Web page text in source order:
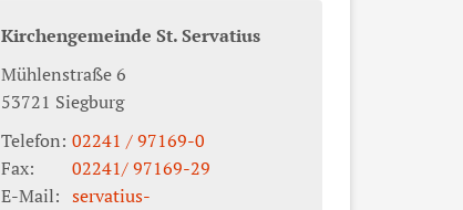
Kirchengemeinde St. Servatius
Mühlenstraße 6
53721 Siegburg
Telefon: 02241 / 97169-0
Fax:
02241/ 97169-29
E-Mail: servatius-